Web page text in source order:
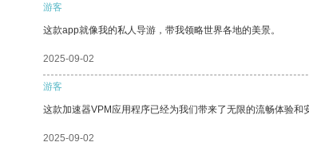
游客
这款app就像我的私人导游，带我领略世界各地的美景。
2025-09-02
游客
这款加速器VPM应用程序已经为我们带来了无限的流畅体验和
2025-09-02